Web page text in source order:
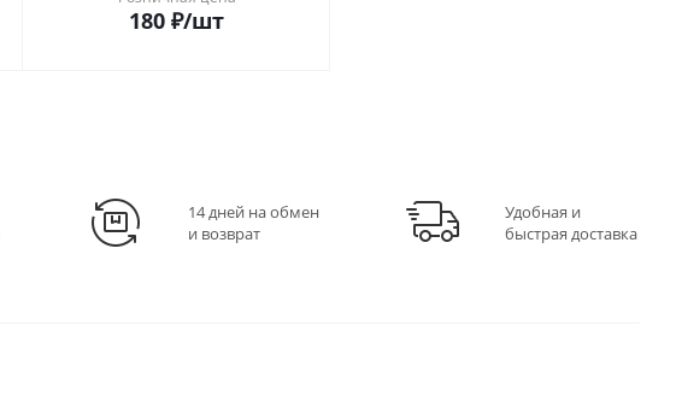
180 ₽/шт
14 дней на обмен
и возврат
Удобная и
быстрая доставка